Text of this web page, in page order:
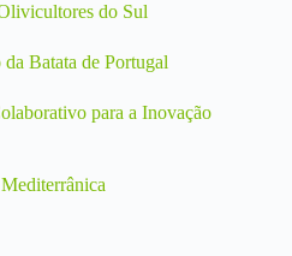
do Sul
Batata de Portugal
para a Inovação